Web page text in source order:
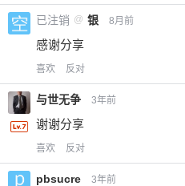
已注销 @ 银 8月前
感谢分享
喜欢 反对
与世无争 3年前
谢谢分享
喜欢 反对
pbsucre 3年前